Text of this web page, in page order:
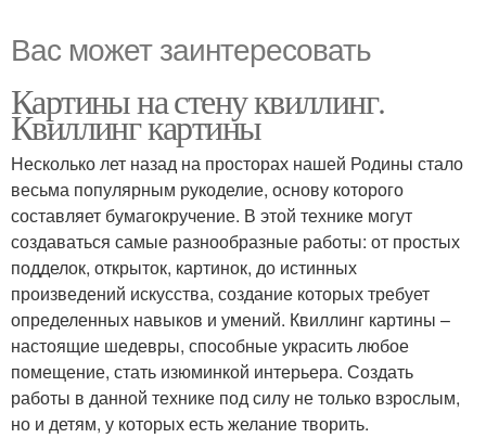
Вас может заинтересовать
Картины на стену квиллинг.
Квиллинг картины
Несколько лет назад на просторах нашей Родины стало
весьма популярным рукоделие, основу которого
составляет бумагокручение. В этой технике могут
создаваться самые разнообразные работы: от простых
подделок, открыток, картинок, до истинных
произведений искусства, создание которых требует
определенных навыков и умений. Квиллинг картины –
настоящие шедевры, способные украсить любое
помещение, стать изюминкой интерьера. Создать
работы в данной технике под силу не только взрослым,
но и детям, у которых есть желание творить.